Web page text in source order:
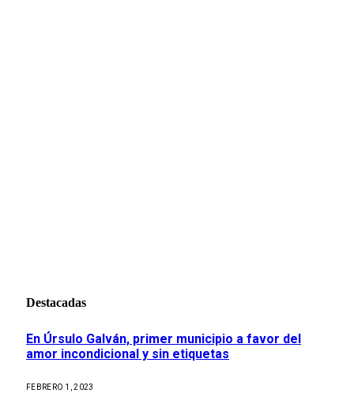
Destacadas
En Úrsulo Galván, primer municipio a favor del
amor incondicional y sin etiquetas
FEBRERO 1, 2023